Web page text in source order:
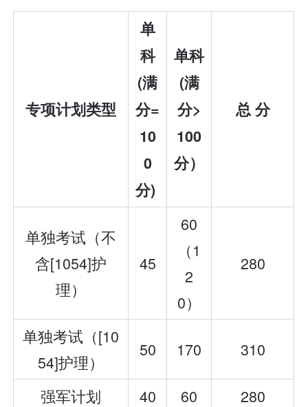
专项计划类型
单
科
(满
分=
10
0
分)
单科
(满
分>
100
分）
总 分
单独考试（不
含[1054]护
理）
45
60
（1
2
0）
280
单独考试（[10
54]护理）
50 170 310
强军计划 40 60 280